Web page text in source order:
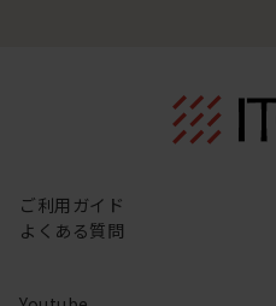
ご利用ガイド
よくある質問